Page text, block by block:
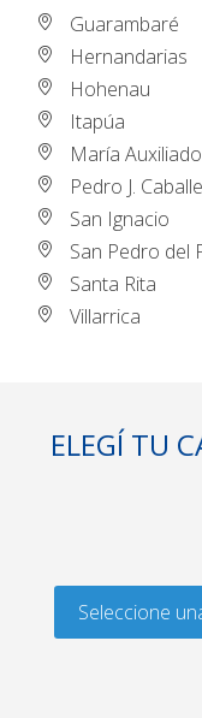
Guarambaré
Hernandarias
Hohenau
Itapúa
María
Pedro J.
San Ignacio
San Pedro del
Santa Rita
Villarrica
ELEGÍ TU